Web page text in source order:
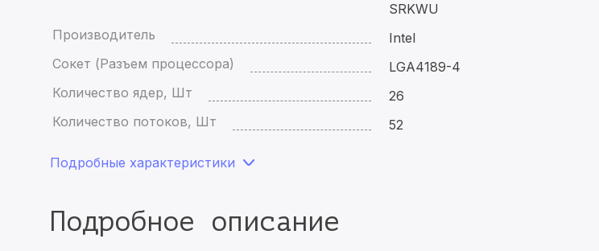
SRKWU
Производитель
Intel
Сокет (Разъем процессора)
LGA4189-4
Количество ядер, Шт
26
Количество потоков, Шт
52
Подробные характеристики
Подробное описание